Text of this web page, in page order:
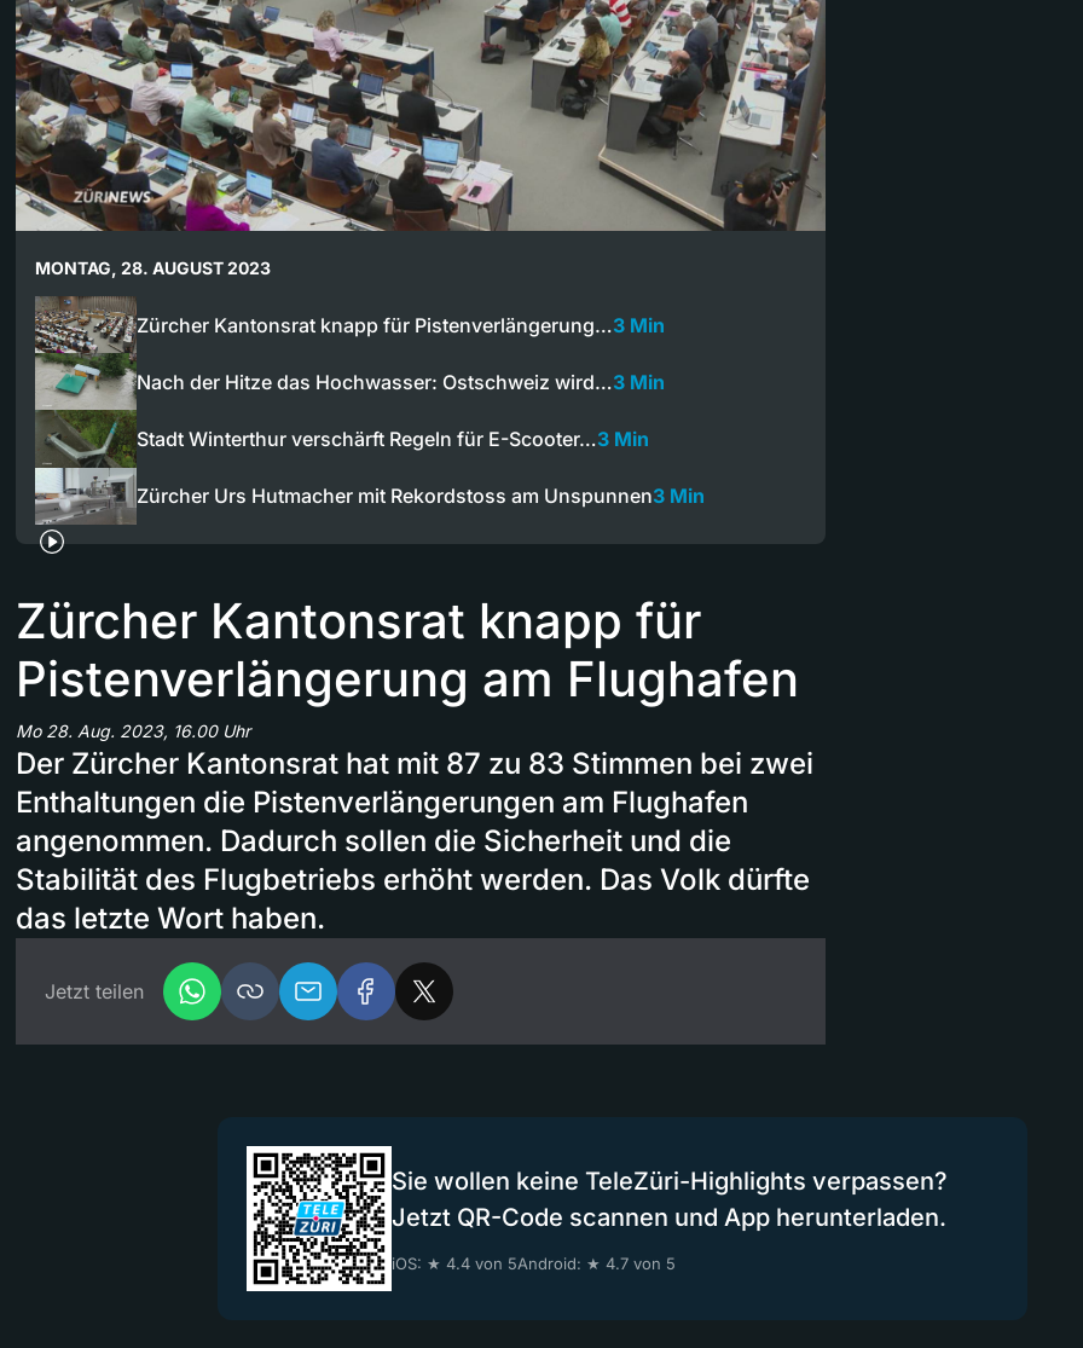
MONTAG, 28. AUGUST 2023
Zürcher Kantonsrat knapp für Pistenverlängerung…3 Min
Nach der Hitze das Hochwasser: Ostschweiz wird…3 Min
Stadt Winterthur verschärft Regeln für E-Scooter…3 Min
Zürcher Urs Hutmacher mit Rekordstoss am Unspunnen3 Min
Zürcher Kantonsrat knapp für
Pistenverlängerung am Flughafen
Mo 28. Aug. 2023, 16.00 Uhr
Der Zürcher Kantonsrat hat mit 87 zu 83 Stimmen bei zwei
Enthaltungen die Pistenverlängerungen am Flughafen
angenommen. Dadurch sollen die Sicherheit und die
Stabilität des Flugbetriebs erhöht werden. Das Volk dürfte
das letzte Wort haben.
Jetzt teilen
Sie wollen keine TeleZüri-Highlights verpassen?
Jetzt QR-Code scannen und App herunterladen.
iOS: ★ 4.4 von 5Android: ★ 4.7 von 5